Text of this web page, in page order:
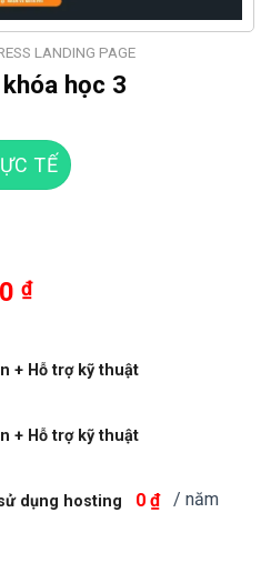
LANDING PAGE
học 3
TẾ
₫.
₫Giá
là:
+ Hỗ trợ kỹ thuật
+ Hỗ trợ kỹ thuật
dụng hosting 0 ₫ / năm